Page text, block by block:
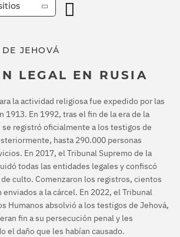
JEHOVÁ
LEGAL EN RUSIA
la actividad religiosa fue expedido por las
1913. En 1992, tras el fin de la era de la
registró oficialmente a los testigos de
hasta 290.000 personas
En 2017, el Tribunal Supremo de la
todas las entidades legales y confiscó
culto. Comenzaron los registros, cientos
a la cárcel. En 2022, el Tribunal
Humanos absolvió a los testigos de Jehová,
fin a su persecución penal y les
el daño que les habían causado.